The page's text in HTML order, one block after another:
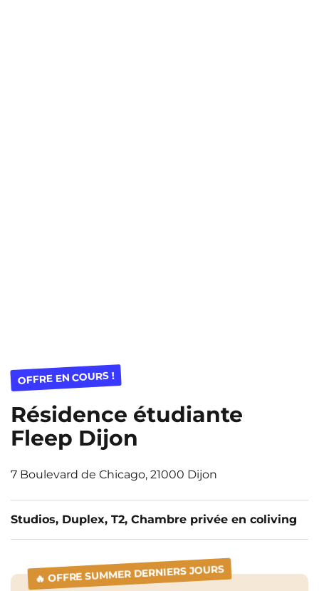
OFFRE EN COURS !
Résidence étudiante
Fleep Dijon
7 Boulevard de Chicago, 21000 Dijon
Studios, Duplex, T2, Chambre privée en coliving
🔥 OFFRE SUMMER DERNIERS JOURS